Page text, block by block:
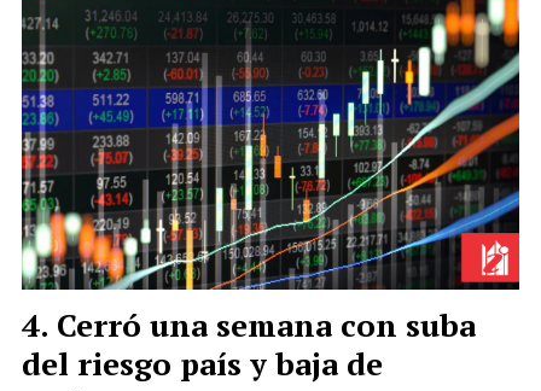
Cerró una semana con suba
del riesgo país y baja de